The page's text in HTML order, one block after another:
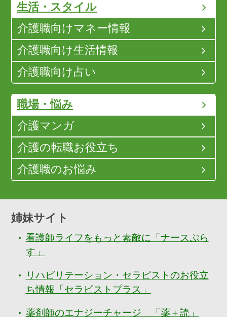
生活・スタイル
介護職向けマネー情報
介護職向け生活情報
介護職向け占い
職場・悩み
介護マンガ
介護の転職お役立ち
介護職のお悩み
姉妹サイト
看護師ライフをもっと素敵に「ナースぷら
す」
リハビリテーション・セラピストのお役立
ち情報「セラピストプラス」
薬剤師のエナジーチャージ 「薬＋読」